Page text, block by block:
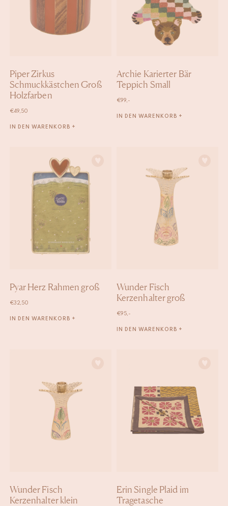
Piper Zirkus
Schmuckkästchen Groß
Holzfarben
€49,50
IN DEN WARENKORB +
Archie Karierter Bär
Teppich Small
€99,-
IN DEN WARENKORB +
Pyar Herz Rahmen groß
€32,50
IN DEN WARENKORB +
Wunder Fisch
Kerzenhalter groß
€95,-
IN DEN WARENKORB +
Wunder Fisch
Kerzenhalter klein
Erin Single Plaid im
Tragetasche